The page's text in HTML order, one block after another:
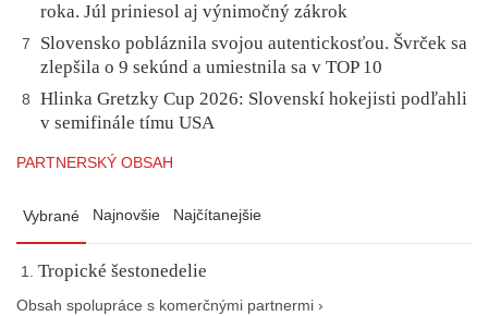
roka. Júl priniesol aj výnimočný zákrok
7
Slovensko pobláznila svojou autentickosťou. Švrček sa
zlepšila o 9 sekúnd a umiestnila sa v TOP 10
8
Hlinka Gretzky Cup 2026: Slovenskí hokejisti podľahli
v semifinále tímu USA
PARTNERSKÝ OBSAH
Vybrané Najnovšie Najčítanejšie
Tropické šestonedelie
Obsah spolupráce s komerčnými partnermi ›